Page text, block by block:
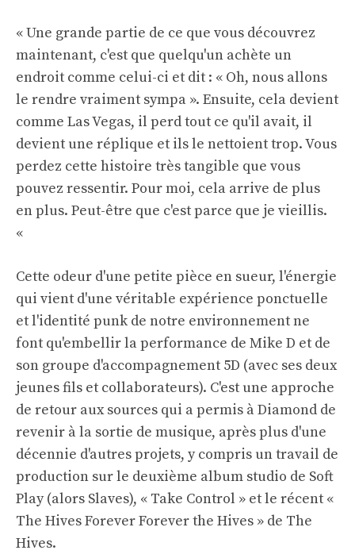
« Une grande partie de ce que vous découvrez
maintenant, c'est que quelqu'un achète un
endroit comme celui-ci et dit : « Oh, nous allons
le rendre vraiment sympa ». Ensuite, cela devient
comme Las Vegas, il perd tout ce qu'il avait, il
devient une réplique et ils le nettoient trop. Vous
perdez cette histoire très tangible que vous
pouvez ressentir. Pour moi, cela arrive de plus
en plus. Peut-être que c'est parce que je vieillis.
«
Cette odeur d'une petite pièce en sueur, l'énergie
qui vient d'une véritable expérience ponctuelle
et l'identité punk de notre environnement ne
font qu'embellir la performance de Mike D et de
son groupe d'accompagnement 5D (avec ses deux
jeunes fils et collaborateurs). C'est une approche
de retour aux sources qui a permis à Diamond de
revenir à la sortie de musique, après plus d'une
décennie d'autres projets, y compris un travail de
production sur le deuxième album studio de Soft
Play (alors Slaves), « Take Control » et le récent «
The Hives Forever Forever the Hives » de The
Hives.